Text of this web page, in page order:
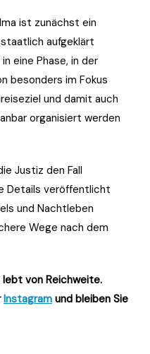
ist zunächst ein
aufgeklärt
eine Phase, in der
besonders im Fokus
und damit auch
organisiert werden
Justiz den Fall
Details veröffentlicht
und Nachtleben
Wege nach dem
lebt von Reichweite.
Instagram und bleiben Sie